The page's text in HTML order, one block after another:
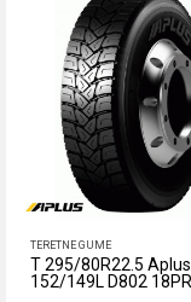
TERETNE GUME
T 295/80R22.5 Aplus
152/149L D802